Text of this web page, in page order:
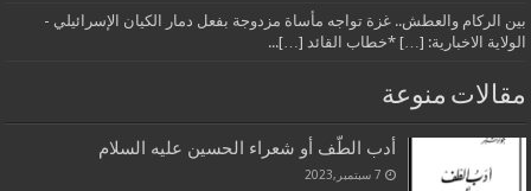
بين الركام والعطش.. غزة تواجه مأساة مزدوجة بفعل دمار الكيان الإسرائيلي -
الولاية الاخبارية: […] *خطاب القائد […]...
مقالات منوعة
أدب الطّف أو شعراء الحسين عليه السلام
7 سبتمبر,2023